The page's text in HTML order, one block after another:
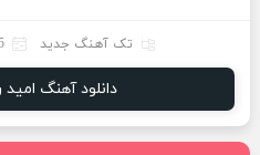
تک آهنگ جدید 5
دانلود آهنگ